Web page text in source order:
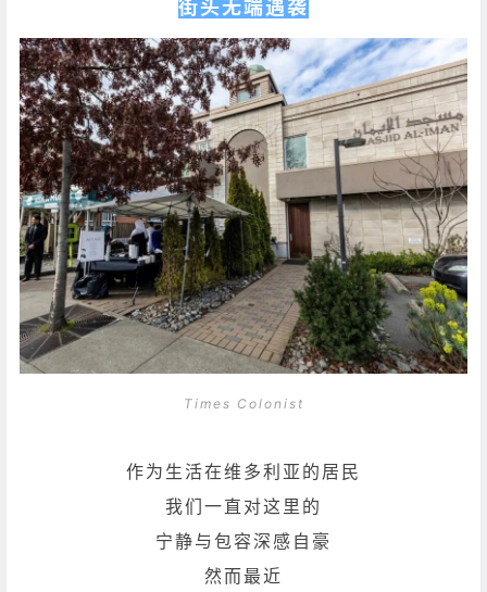
街头无端遇袭
Times Colonist
作为生活在维多利亚的居民
我们一直对这里的
宁静与包容深感自豪
然而最近